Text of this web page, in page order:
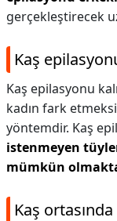
gerçekleştirecek
Kaş
Kaş epilasyonu
kadın fark
yöntemdir. Kaş
istenmeyen
mümkün
Kaş